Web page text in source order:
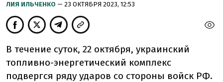
ЛИЯ ИЛЬЧЕНКО — 23 ОКТЯБРЯ 2023, 12:53
В течение суток, 22 октября, украинский
топливно-энергетический комплекс
подвергся ряду ударов со стороны войск РФ.